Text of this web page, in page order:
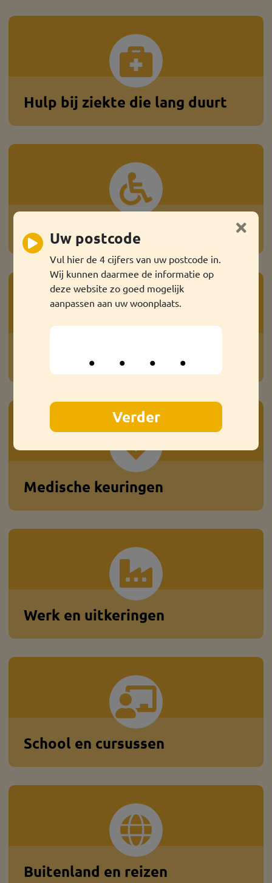
Hulp bij ziekte die lang duurt
Hulpmiddelen en aanpassingen
Hulp bij wonen
Medische keuringen
Werk en uitkeringen
School en cursussen
Buitenland en reizen
Uw postcode
Vul hier de 4 cijfers van uw postcode in.
Wij kunnen daarmee de informatie op
deze website zo goed mogelijk
aanpassen aan uw woonplaats.